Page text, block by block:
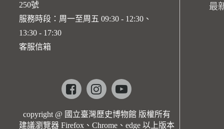
250號
服務時段：周一至周五 09:30 - 12:30、
13:30 - 17:30
客服信箱
Facebookinstagramyoutube
copyright @ 國立臺灣歷史博物館 版權所有
建議瀏覽器 Firefox、Chrome、edge 以上版本
最